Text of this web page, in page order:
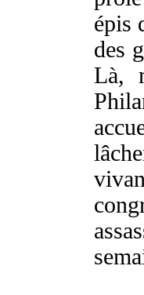
épis
des
Là,